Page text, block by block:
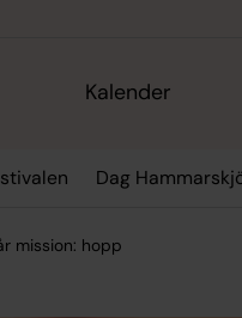
Kalender
Dag
mission: hopp